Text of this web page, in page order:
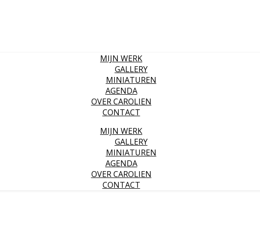
MIJN WERK
GALLERY
MINIATUREN
AGENDA
OVER CAROLIEN
CONTACT
MIJN WERK
GALLERY
MINIATUREN
AGENDA
OVER CAROLIEN
CONTACT